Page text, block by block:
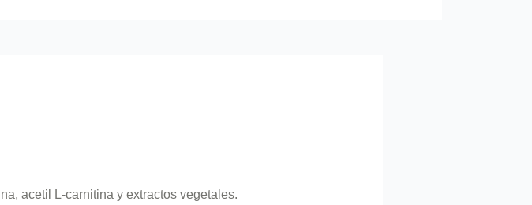
acetil L-carnitina y extractos vegetales.